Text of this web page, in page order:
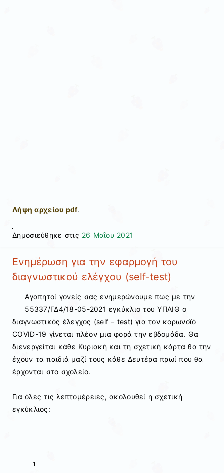
Λήψη αρχείου pdf.
Δημοσιεύθηκε στις 26 Μαΐου 2021
Ενημέρωση για την εφαρμογή του
διαγνωστικού ελέγχου (self-test)
Αγαπητοί γονείς σας ενημερώνουμε πως με την
55337/ΓΔ4/18-05-2021 εγκύκλιο του ΥΠΑΙΘ ο
διαγνωστικός έλεγχος (self – test) για τον κορωνοϊό
COVID-19 γίνεται πλέον μια φορά την εβδομάδα. Θα
διενεργείται κάθε Κυριακή και τη σχετική κάρτα θα την
έχουν τα παιδιά μαζί τους κάθε Δευτέρα πρωί που θα
έρχονται στο σχολείο.
Για όλες τις λεπτομέρειες, ακολουθεί η σχετική
εγκύκλιος: